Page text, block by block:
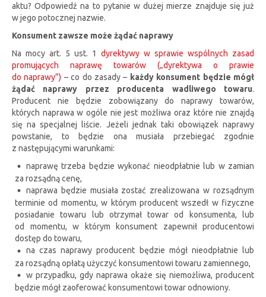
aktu? Odpowiedź na to pytanie w dużej mierze znajduje się już
w jego potocznej nazwie.
Konsument zawsze może żądać naprawy
Na mocy art. 5 ust. 1 dyrektywy w sprawie wspólnych zasad
promujących naprawę towarów („dyrektywa o prawie
do naprawy”) – co do zasady – każdy konsument będzie mógł
żądać naprawy przez producenta wadliwego towaru.
Producent nie będzie zobowiązany do naprawy towarów,
których naprawa w ogóle nie jest możliwa oraz które nie znajdą
się na specjalnej liście. Jeżeli jednak taki obowiązek naprawy
powstanie, to będzie ona musiała przebiegać zgodnie
z następującymi warunkami:
naprawę trzeba będzie wykonać nieodpłatnie lub w zamian
za rozsądną cenę,
naprawa będzie musiała zostać zrealizowana w rozsądnym
terminie od momentu, w którym producent wszedł w fizyczne
posiadanie towaru lub otrzymał towar od konsumenta, lub
od momentu, w którym konsument zapewnił producentowi
dostęp do towaru,
na czas naprawy producent będzie mógł nieodpłatnie lub
za rozsądną opłatą użyczyć konsumentowi towaru zamiennego,
w przypadku, gdy naprawa okaże się niemożliwa, producent
będzie mógł zaoferować konsumentowi towar odnowiony.